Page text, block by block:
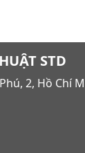
STD
2, Hồ Chí